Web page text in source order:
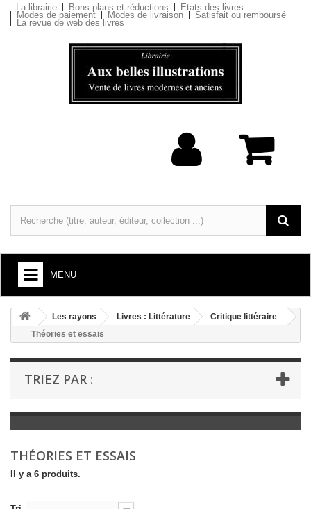
La librairie Bons plans et réductions Etats des livres
Modes de paiement Modes de livraison Satisfait ou remboursé
La revue de web des livres
MENU
+
LIVRES : ARTS ET SOCIÉTÉ
+
LIVRES : LITTÉRATURE
+
LIVRES : JEUNESSE
LIVRES ANCIENS AVANT 1900
Les rayons Livres : Littérature
Critique littéraire
Théories et essais
TRIEZ PAR :
THÉORIES ET ESSAIS
Il y a 6 produits.